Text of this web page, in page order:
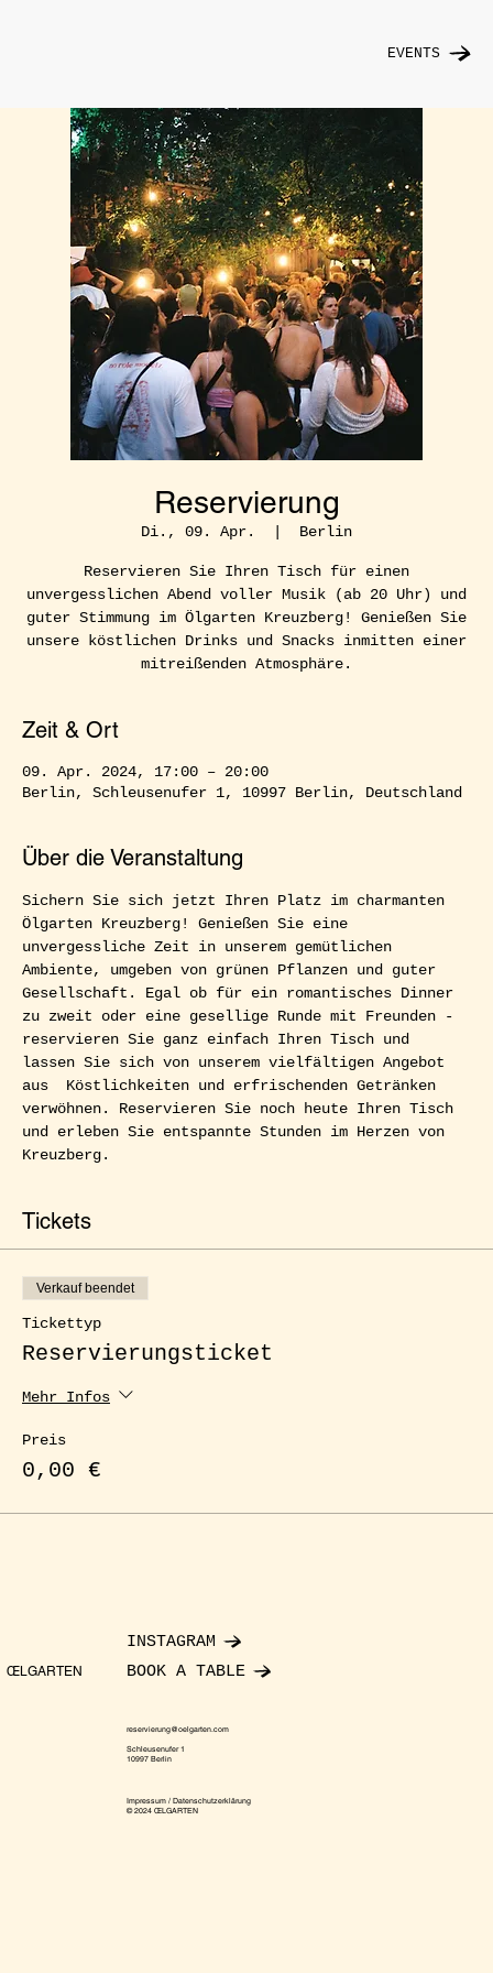
EVENTS
Reservierung
Di., 09. Apr.
  |
Berlin
Reservieren Sie Ihren Tisch für einen
unvergesslichen Abend voller Musik (ab 20 Uhr) und
guter Stimmung im Ölgarten Kreuzberg! Genießen Sie
unsere köstlichen Drinks und Snacks inmitten einer
mitreißenden Atmosphäre.
Zeit & Ort
09. Apr. 2024, 17:00 – 20:00
Berlin, Schleusenufer 1, 10997 Berlin, Deutschland
Über die Veranstaltung
Sichern Sie sich jetzt Ihren Platz im charmanten
Ölgarten Kreuzberg! Genießen Sie eine
unvergessliche Zeit in unserem gemütlichen
Ambiente, umgeben von grünen Pflanzen und guter
Gesellschaft. Egal ob für ein romantisches Dinner
zu zweit oder eine gesellige Runde mit Freunden -
reservieren Sie ganz einfach Ihren Tisch und
lassen Sie sich von unserem vielfältigen Angebot
aus  Köstlichkeiten und erfrischenden Getränken
verwöhnen. Reservieren Sie noch heute Ihren Tisch
und erleben Sie entspannte Stunden im Herzen von
Kreuzberg.
Tickets
Verkauf beendet
Tickettyp
Reservierungsticket
Mehr Infos
Preis
0,00 €
ŒLGARTEN
INSTAGRAM
BOOK A TABLE
reservierung@oelgarten.com
Schleusenufer 1
10997 Berlin
Impressum / Datenschutzerklärung
© 2024 ŒLGARTEN